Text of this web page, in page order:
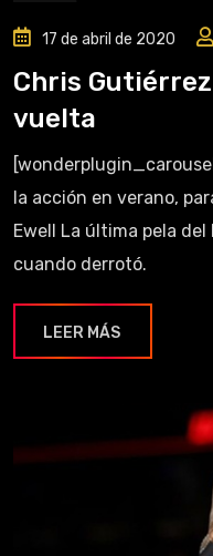
17 de abril de 2020
Chris
vuelta
la acción en verano,
Ewell La última pela
cuando derrotó.
LEER MÁS